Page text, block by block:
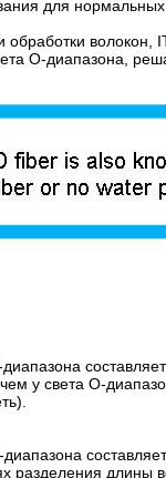
для
волокон,
O-диапазона,
у света O-
разделения длины